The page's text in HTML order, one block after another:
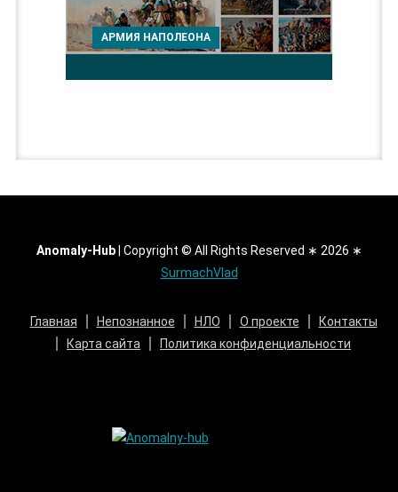
АРМИЯ НАПОЛЕОНА
Anomaly-Hub Copyright © All Rights Reserved ∗ 2026 ∗
SurmachVlad
Главная Непознанное НЛО О проекте
Контакты
Карта сайта
Политика конфиденциальности